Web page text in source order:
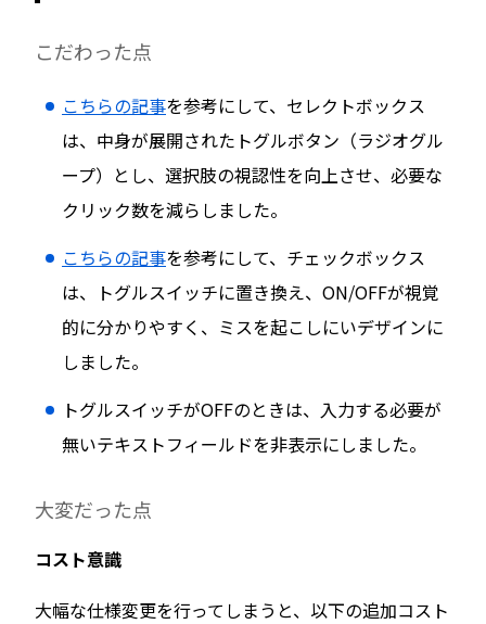
こだわった点
こちらの記事を参考にして、セレクトボックス
は、中身が展開されたトグルボタン（ラジオグル
ープ）とし、選択肢の視認性を向上させ、必要な
クリック数を減らしました。
こちらの記事を参考にして、チェックボックス
は、トグルスイッチに置き換え、ON/OFFが視覚
的に分かりやすく、ミスを起こしにいデザインに
しました。
トグルスイッチがOFFのときは、入力する必要が
無いテキストフィールドを非表示にしました。
大変だった点
コスト意識
大幅な仕様変更を行ってしまうと、以下の追加コスト